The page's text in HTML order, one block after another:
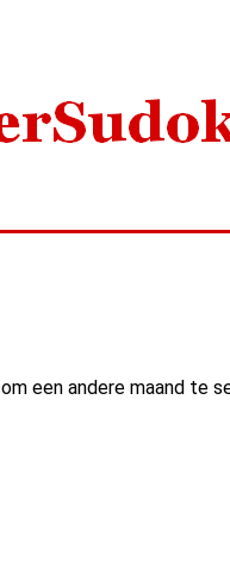
om een andere maand te